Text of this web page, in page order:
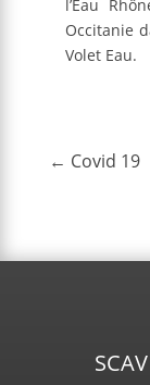
l’Eau
Occitanie
Volet Eau.
← Covid 19